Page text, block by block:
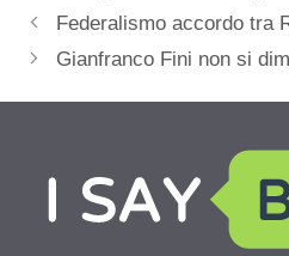
Federalismo accordo tra
Gianfranco Fini non si